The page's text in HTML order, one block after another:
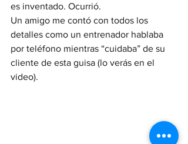
es inventado. Ocurrió.
Un amigo me contó con todos los
detalles como un entrenador hablaba
por teléfono mientras “cuidaba” de su
cliente de esta guisa (lo verás en el
video).